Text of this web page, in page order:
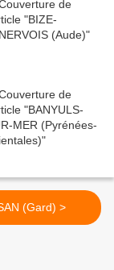
LUSSAN (Gard) >